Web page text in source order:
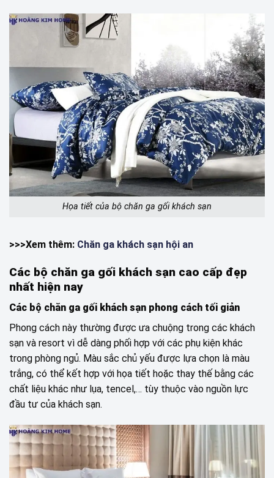
Họa tiết của bộ chăn ga gối khách sạn
>>>Xem thêm: Chăn ga khách sạn hội an
Các bộ chăn ga gối khách sạn cao cấp đẹp
nhất hiện nay
Các bộ chăn ga gối khách sạn phong cách tối giản
Phong cách này thường được ưa chuộng trong các khách
sạn và resort vì dễ dàng phối hợp với các phụ kiện khác
trong phòng ngủ. Màu sắc chủ yếu được lựa chọn là màu
trắng, có thể kết hợp với họa tiết hoặc thay thế bằng các
chất liệu khác như lụa, tencel,… tùy thuộc vào nguồn lực
đầu tư của khách sạn.